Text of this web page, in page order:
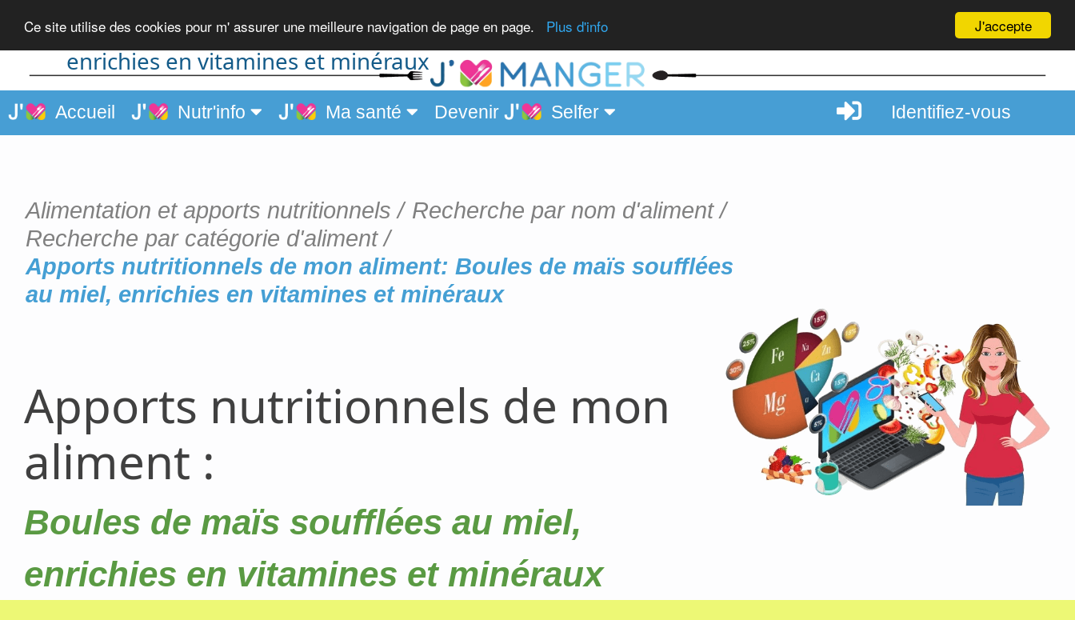
J'accepte
Ce site utilise des cookies pour m' assurer une meilleure navigation de page en page. Plus d'info
Boules de maïs soufflées au miel,
enrichies en vitamines et minéraux
Accueil Nutr'info Ma santé Devenir Selfer Identifiez-vous
Alimentation et apports nutritionnels
Recherche par nom d'aliment
Recherche par catégorie d'aliment
Apports nutritionnels de mon aliment: Boules de maïs soufflées
au miel, enrichies en vitamines et minéraux
Apports nutritionnels de mon
aliment :
Boules de maïs soufflées au miel,
enrichies en vitamines et minéraux